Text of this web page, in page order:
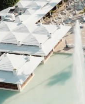
sich noch
Sie die